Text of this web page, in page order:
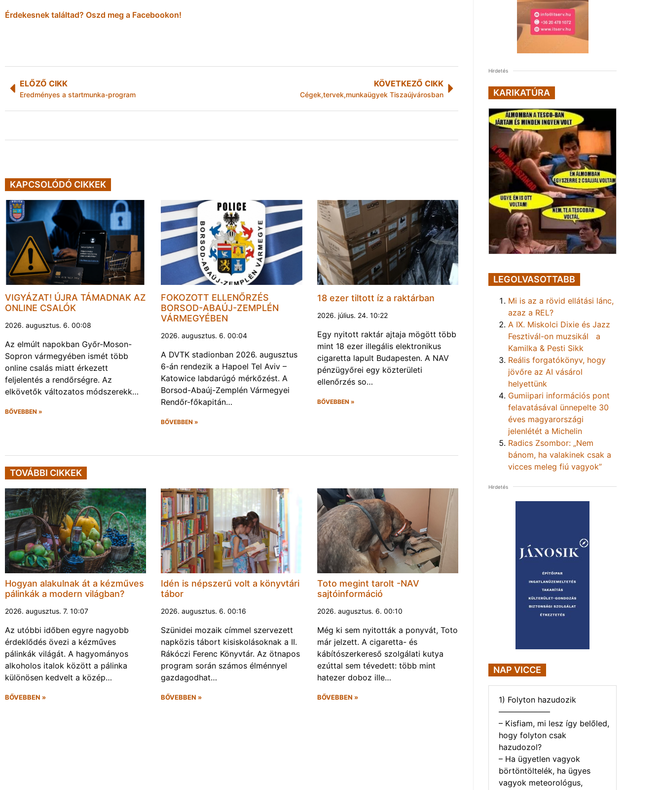
Érdekesnek találtad? Oszd meg a Facebookon!
ELŐZŐ CIKK
Eredményes a startmunka-program
KÖVETKEZŐ CIKK
Cégek,tervek,munkaügyek Tiszaújvárosban
KAPCSOLÓDÓ CIKKEK
VIGYÁZAT! ÚJRA TÁMADNAK AZ
ONLINE CSALÓK
2026. augusztus. 6. 00:08
Az elmúlt napokban Győr-Moson-
Sopron vármegyében ismét több
online csalás miatt érkezett
feljelentés a rendőrségre. Az
elkövetők változatos módszerekk…
BŐVEBBEN »
FOKOZOTT ELLENŐRZÉS
BORSOD-ABAÚJ-ZEMPLÉN
VÁRMEGYÉBEN
2026. augusztus. 6. 00:04
A DVTK stadionban 2026. augusztus
6-án rendezik a Hapoel Tel Aviv –
Katowice labdarúgó mérkőzést. A
Borsod-Abaúj-Zemplén Vármegyei
Rendőr-főkapitán…
BŐVEBBEN »
18 ezer tiltott íz a raktárban
2026. július. 24. 10:22
Egy nyitott raktár ajtaja mögött több
mint 18 ezer illegális elektronikus
cigaretta lapult Budapesten. A NAV
pénzügyőrei egy közterületi
ellenőrzés so…
BŐVEBBEN »
TOVÁBBI CIKKEK
Hogyan alakulnak át a kézműves
pálinkák a modern világban?
2026. augusztus. 7. 10:07
Az utóbbi időben egyre nagyobb
érdeklődés övezi a kézműves
pálinkák világát. A hagyományos
alkoholos italok között a pálinka
különösen kedvelt a közép…
BŐVEBBEN »
Idén is népszerű volt a könyvtári
tábor
2026. augusztus. 6. 00:16
Szünidei mozaik címmel szervezett
napközis tábort kisiskolásoknak a II.
Rákóczi Ferenc Könyvtár. Az ötnapos
program során számos élménnyel
gazdagodhat…
BŐVEBBEN »
Toto megint tarolt -NAV
sajtóinformáció
2026. augusztus. 6. 00:10
Még ki sem nyitották a ponyvát, Toto
már jelzett. A cigaretta- és
kábítószerkereső szolgálati kutya
ezúttal sem tévedett: több mint
hatezer doboz ille…
BŐVEBBEN »
Hirdetés
KARIKATÚRA
LEGOLVASOTTABB
Mi is az a rövid ellátási lánc,
azaz a REL?
A IX. Miskolci Dixie és Jazz
Fesztivál-on muzsikál a
Kamilka & Pesti Sikk
Reális forgatókönyv, hogy
jövőre az AI vásárol
helyettünk
Gumiipari információs pont
felavatásával ünnepelte 30
éves magyarországi
jelenlétét a Michelin
Radics Zsombor: „Nem
bánom, ha valakinek csak a
vicces meleg fiú vagyok”
Hirdetés
NAP VICCE
1) Folyton hazudozik
——————–
– Kisfiam, mi lesz így belőled,
hogy folyton csak
hazudozol?
– Ha ügyetlen vagyok
börtöntöltelék, ha ügyes
vagyok meteorológus,